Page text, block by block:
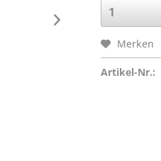
Merken
Artikel-Nr.: